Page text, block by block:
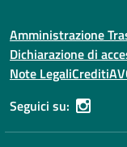
Amministrazione
Dichiarazione di
Note LegaliCrediti
Seguici su: